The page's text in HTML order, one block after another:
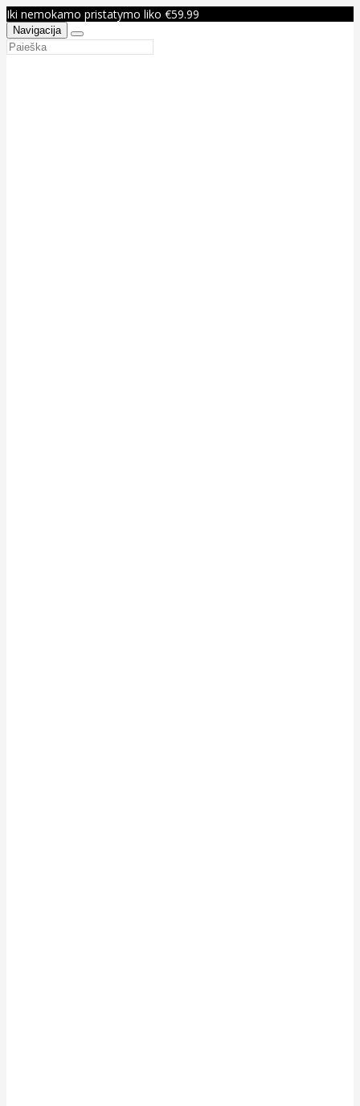
Iki nemokamo pristatymo liko €59.99
Navigacija